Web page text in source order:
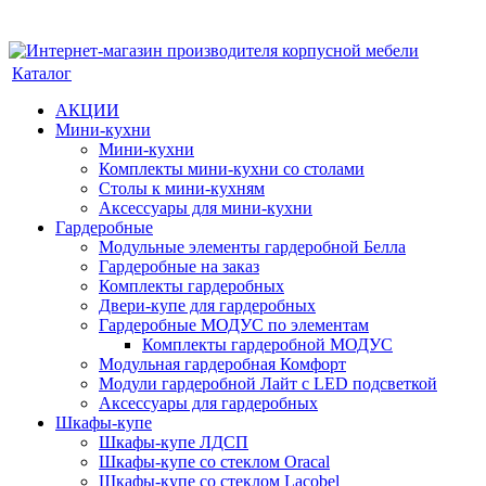
Каталог
АКЦИИ
Мини-кухни
Мини-кухни
Комплекты мини-кухни со столами
Столы к мини-кухням
Аксессуары для мини-кухни
Гардеробные
Модульные элементы гардеробной Белла
Гардеробные на заказ
Комплекты гардеробных
Двери-купе для гардеробных
Гардеробные МОДУС по элементам
Комплекты гардеробной МОДУС
Модульная гардеробная Комфорт
Модули гардеробной Лайт с LED подсветкой
Аксессуары для гардеробных
Шкафы-купе
Шкафы-купе ЛДСП
Шкафы-купе со стеклом Oracal
Шкафы-купе со стеклом Lacobel